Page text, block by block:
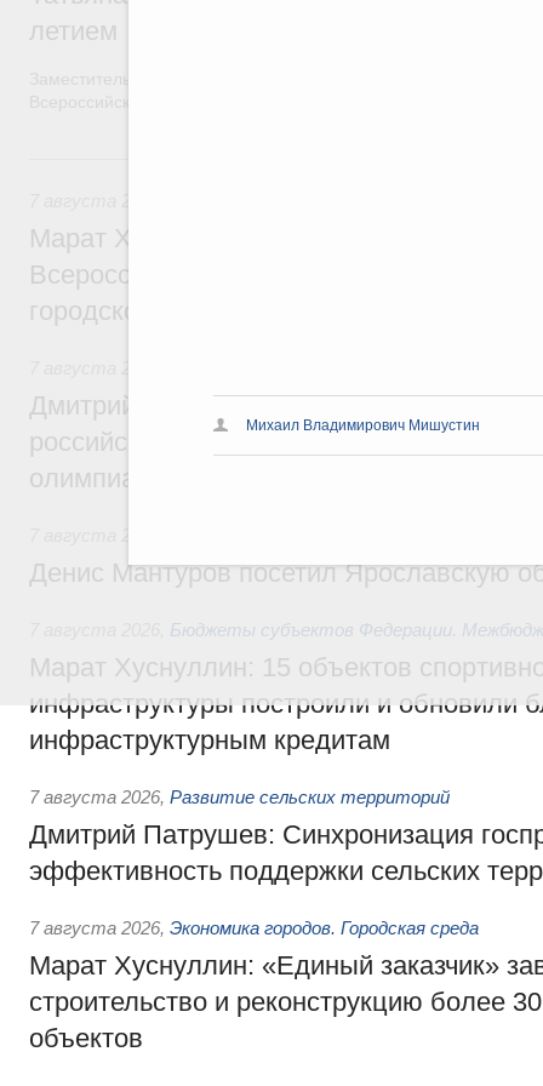
Михаил Владимирович Мишустин
летием
Марат Хуснуллин провёл заседание
Всероссийского конкурса лучших
городской среды
Дмитрий Чернышенко и Сергей Кравцов
российскую сборную с победой на
олимпиаде по искусственному
Денис Мантуров посетил Ярославскую
Бюджеты субъектов Федерации.
Марат Хуснуллин: 15 объектов
инфраструктуры построили и обновили
инфраструктурным кредитам
7 августа 2026, Развитие сельских территорий
Дмитрий Патрушев: Синхронизация
эффективность поддержки сельских
7 августа 2026, Экономика городов. Городская среда
Марат Хуснуллин: «Единый заказчик»
строительство и реконструкцию более
объектов